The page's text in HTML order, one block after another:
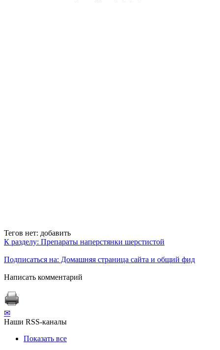
Тегов нет: добавить
К разделу: Препараты наперстянки шерстистой
Подписаться на: Домашняя страница сайта и общий фид
Написать комментарий
✉
Наши RSS-каналы
Показать все